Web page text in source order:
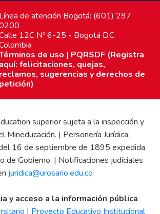
Línea de atención Bogotá: (601) 297
12C Nº 6-25 - Bogotá D.C.
de uso | PQRSDF (Registra
aquí: felicitaciones, quejas,
reclamos, sugerencias y derechos de
petición)
superior sujeta a la inspección y
Mineducación. | Personería Jurídica:
16 de septiembre de 1895 expedida
de Gobierno. | Notificaciones judiciales
juridica@urosario.edu.co
y acceso a la información pública
| Proyecto Educativo Institucional